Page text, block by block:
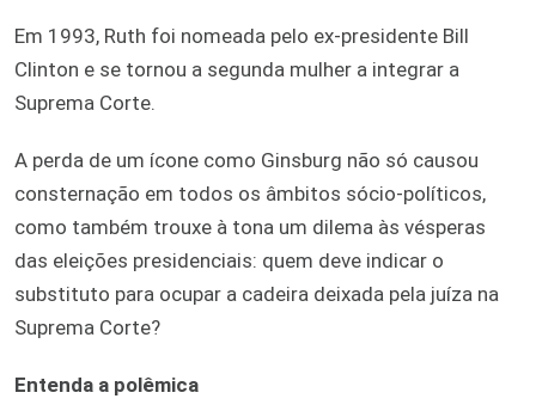
Em 1993, Ruth foi nomeada pelo ex-presidente Bill
Clinton e se tornou a segunda mulher a integrar a
Suprema Corte.
A perda de um ícone como Ginsburg não só causou
consternação em todos os âmbitos sócio-políticos,
como também trouxe à tona um dilema às vésperas
das eleições presidenciais: quem deve indicar o
substituto para ocupar a cadeira deixada pela juíza na
Suprema Corte?
Entenda a polêmica